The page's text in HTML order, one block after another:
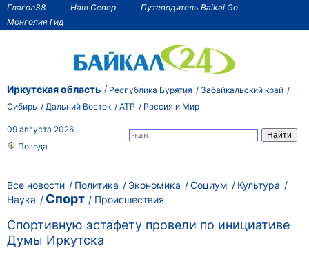
Глагол38 Наш Север
Путеводитель Baikal Go
Монголия Гид
Иркутская область Республика Бурятия
Забайкальский край
Сибирь
Дальний Восток АТР Россия и Мир
09 августа 2026
Погода
Все новости Политика Экономика Социум
Культура
Наука
Спорт Происшествия
Спортивную эстафету провели по инициативе
Думы Иркутска